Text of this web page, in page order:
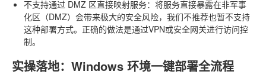
不支持通过 DMZ 区直接映射服务：将服务直接暴露在非军事
化区（DMZ）会带来极大的安全风险，我们不推荐也暂不支持
这种部署方式。正确的做法是通过VPN或安全网关进行访问控
制。
实操落地：Windows 环境一键部署全流程